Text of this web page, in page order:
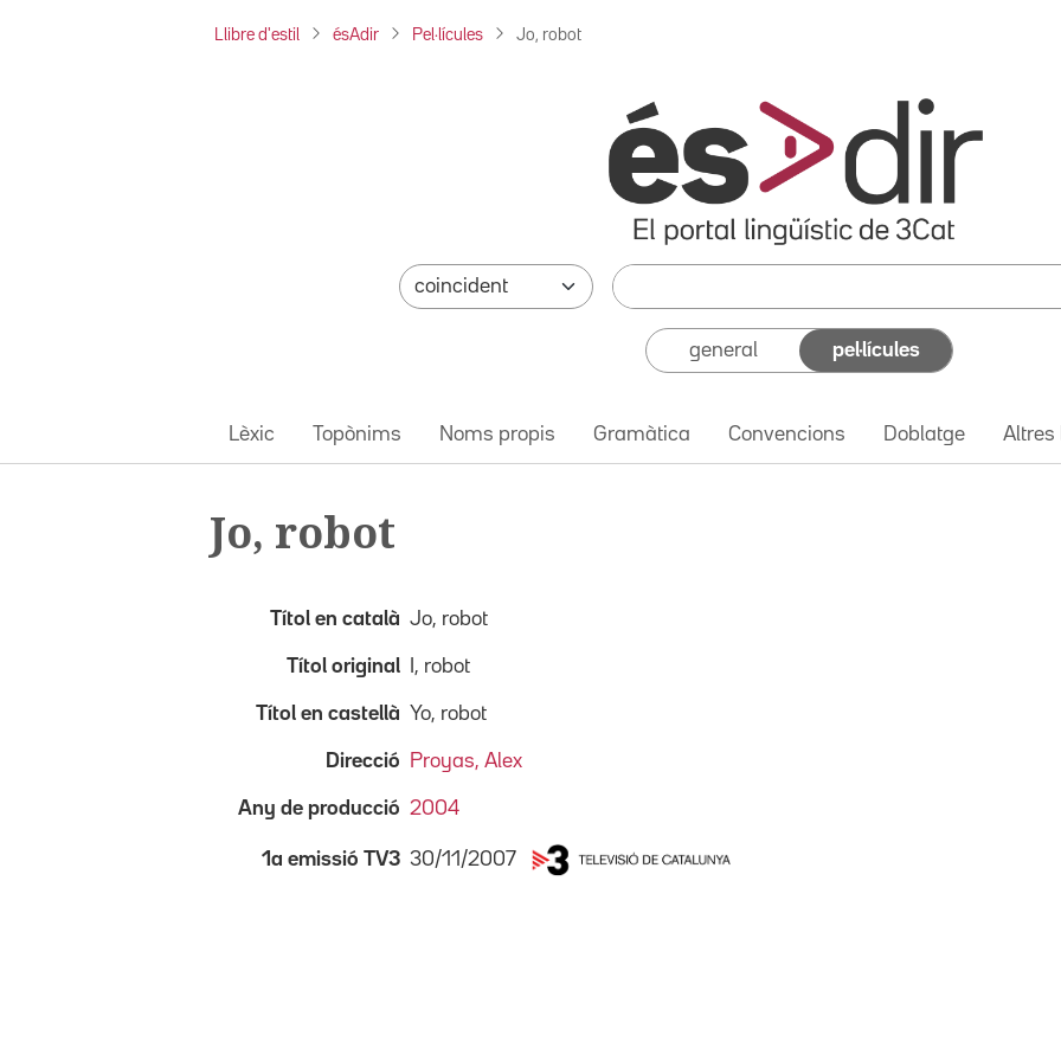
Llibre d'estil ésAdir Pel·lícules Jo, robot
general pel·lícules
Lèxic Topònims Noms propis Gramàtica Convencions Doblatge Altres
Jo, robot
Títol en català Jo, robot
Títol original I, robot
Títol en castellà Yo, robot
Direcció Proyas, Alex
Any de producció 2004
1a emissió TV3 30/11/2007